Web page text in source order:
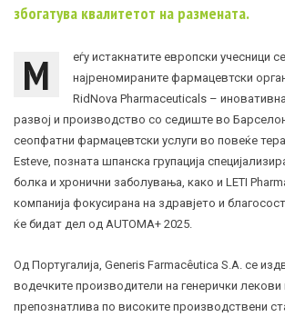
збогатува квалитетот на размената.
М
еѓу истакнатите европски учесници
најреномираните фармацевтски
RidNova Pharmaceuticals –
развој и производство со седиште во
сеопфатни фармацевтски услуги во повеќе
Esteve, позната шпанска групација
болка и хронични заболувања, како и LETI
компанија фокусирана на здравјето и
ќе бидат дел од AUTOMA+ 2025.
Од Португалија, Generis Farmacêutica S.A. се
водечките производители на генерички лекови
препознатлива по високите производствени